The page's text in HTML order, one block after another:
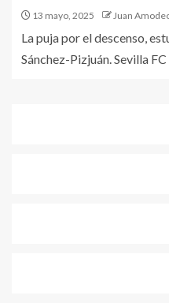
13 mayo, 2025 Juan
La puja por el descenso,
Sánchez-Pizjuán. Sevilla FC